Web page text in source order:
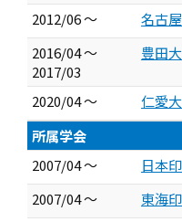
2012/06 ～
名古
2016/04 ～
2017/03
豊田
2020/04 ～
仁愛
所属学会
2007/04 ～
日本
2007/04 ～
東海